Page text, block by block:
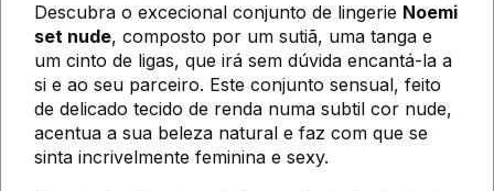
Descubra o excecional conjunto de lingerie Noemi
set nude, composto por um sutiã, uma tanga e
um cinto de ligas, que irá sem dúvida encantá-la a
si e ao seu parceiro. Este conjunto sensual, feito
de delicado tecido de renda numa subtil cor nude,
acentua a sua beleza natural e faz com que se
sinta incrivelmente feminina e sexy.